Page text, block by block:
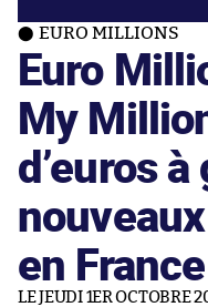
EURO MILLIONS
Euro
My
d’euros
en France
LE JEUDI 1ER OCTOBRE